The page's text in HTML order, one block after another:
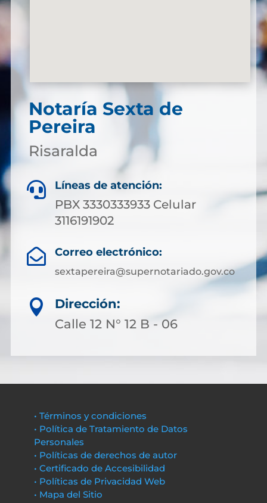
Notaría Sexta de
Pereira
Risaralda
 Líneas de atención:
PBX 3330333933 Celular
3116191902
 Correo electrónico:
sextapereira@supernotariado.gov.co

Dirección:
Calle 12 N° 12 B - 06
• Términos y condiciones
• Política de Tratamiento de Datos
Personales
• Políticas de derechos de autor
• Certificado de Accesibilidad
• Políticas de Privacidad Web
• Mapa del Sitio